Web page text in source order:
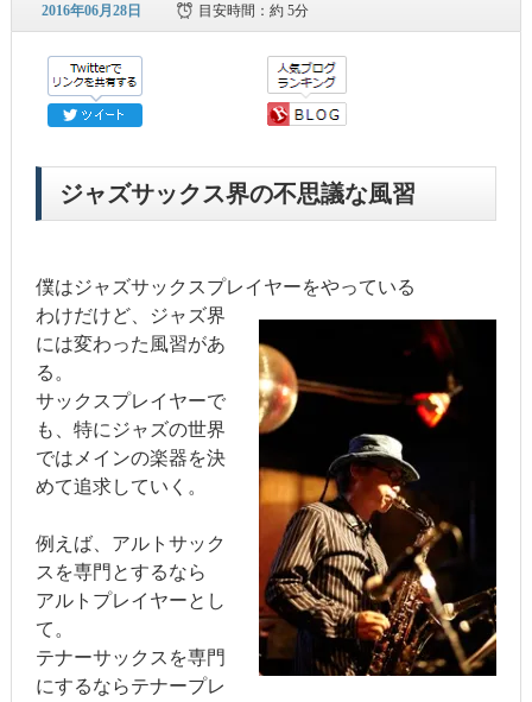
2016年06月28日 目安時間：約 5分
ジャズサックス界の不思議な風習
僕はジャズサックスプレイヤーをやっている
わけだけど、ジャズ界
には変わった風習があ
る。
サックスプレイヤーで
も、特にジャズの世界
ではメインの楽器を決
めて追求していく。
例えば、アルトサック
スを専門とするなら
アルトプレイヤーとし
て。
テナーサックスを専門
にするならテナープレ